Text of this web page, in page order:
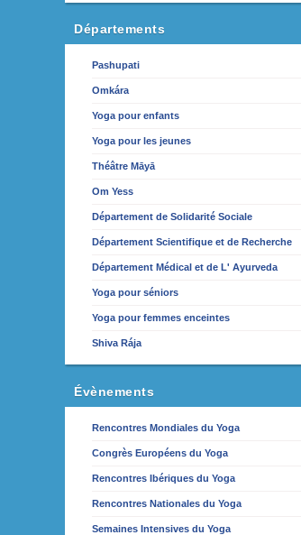
Départements
Pashupati
Omkára
Yoga pour enfants
Yoga pour les jeunes
Théâtre Māyā
Om Yess
Département de Solidarité Sociale
Département Scientifique et de Recherche
Département Médical et de L' Ayurveda
Yoga pour séniors
Yoga pour femmes enceintes
Shiva Rája
Évènements
Rencontres Mondiales du Yoga
Congrès Européens du Yoga
Rencontres Ibériques du Yoga
Rencontres Nationales du Yoga
Semaines Intensives du Yoga